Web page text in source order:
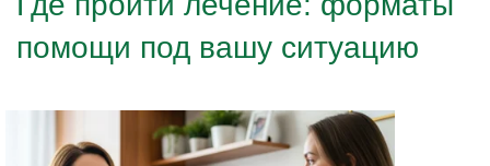
помощи под вашу ситуацию